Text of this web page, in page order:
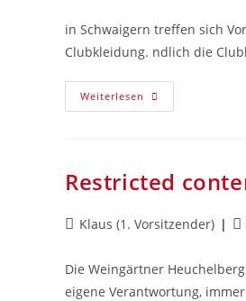
in Schwaigern treffen sich
Clubkleidung. ndlich die
Weiterlesen
Restricted
Klaus (1. Vorsitzender)
Die Weingärtner
eigene Verantwortung,